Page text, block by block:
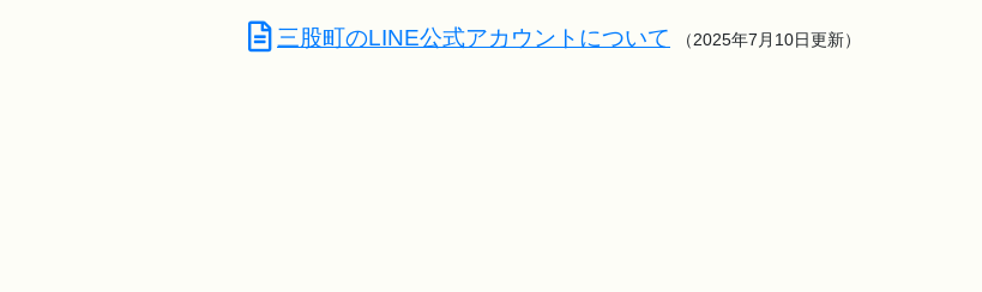
三股町のLINE公式アカウントについて （2025年7月10日更新）